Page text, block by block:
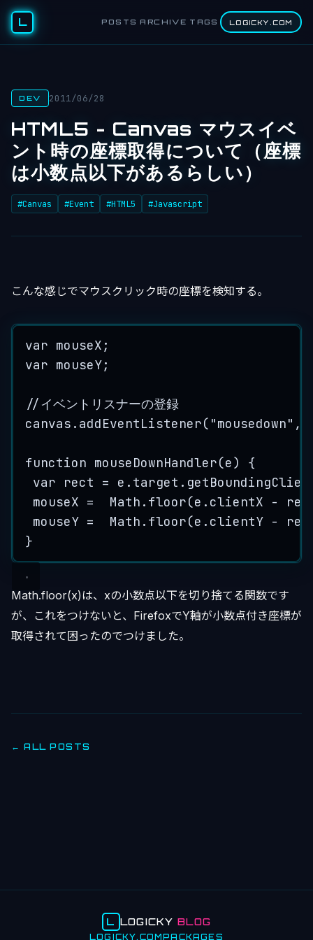
L POSTS ARCHIVE TAGS LOGICKY.COM
DEV 2011/06/28
HTML5 - Canvas マウスイベ
ント時の座標取得について（座標
は小数点以下があるらしい）
#Canvas #Event #HTML5 #Javascript
こんな感じでマウスクリック時の座標を検知する。
var mouseX ;
var mouseY;
//イベントリスナーの登録
canvas . addEventListener( "mousedown" ,
function mouseDownHandler(e)
{
var
rect = e . target .
mouseX = Math . floor(e . clientX -
mouseY = Math . floor(e . clientY -
}
Math.floor(x)は、xの小数点以下を切り捨てる関数です
が、これをつけないと、FirefoxでY軸が小数点付き座標が
取得されて困ったのでつけました。
← ALL POSTS
L LOGICKYBLOG
LOGICKY.COMPACKAGES